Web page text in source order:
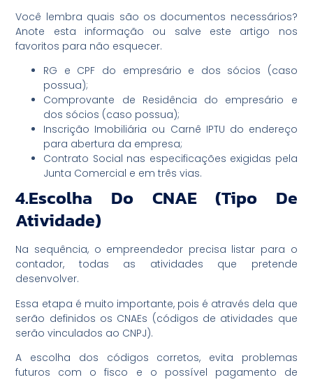
Você lembra quais são os documentos necessários?
Anote esta informação ou salve este artigo nos
favoritos para não esquecer.
RG e CPF do empresário e dos sócios (caso
possua);
Comprovante de Residência do empresário e
dos sócios (caso possua);
Inscrição Imobiliária ou Carnê IPTU do endereço
para abertura da empresa;
Contrato Social nas especificações exigidas pela
Junta Comercial e em três vias.
4.Escolha Do CNAE (tipo De
Atividade)
Na sequência, o empreendedor precisa listar para o
contador, todas as atividades que pretende
desenvolver.
Essa etapa é muito importante, pois é através dela que
serão definidos os CNAEs (códigos de atividades que
serão vinculados ao CNPJ).
A escolha dos códigos corretos, evita problemas
futuros com o fisco e o possível pagamento de